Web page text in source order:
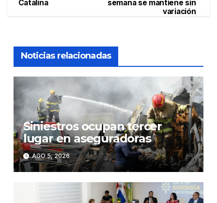
semana se mantiene sin
variación
Catalina
Noticias relacionadas
Siniestros ocupan tercer
lugar en aseguradoras
AGO 5, 2026